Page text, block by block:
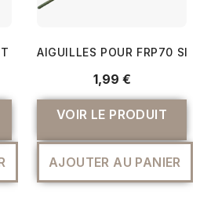
T40/T80 - SILVER REED
AIGUILLES POUR FRP70
1,99 €
VOIR LE PRODUIT
AJOUTER AU PANIER